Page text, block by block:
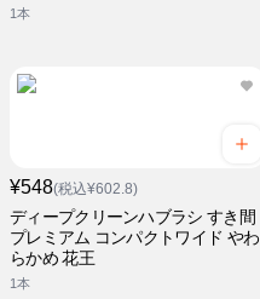
1本
¥548(税込¥602.8)
ディープクリーンハブラシ すき間
プレミアム コンパクトワイド やわ
らかめ 花王
1本